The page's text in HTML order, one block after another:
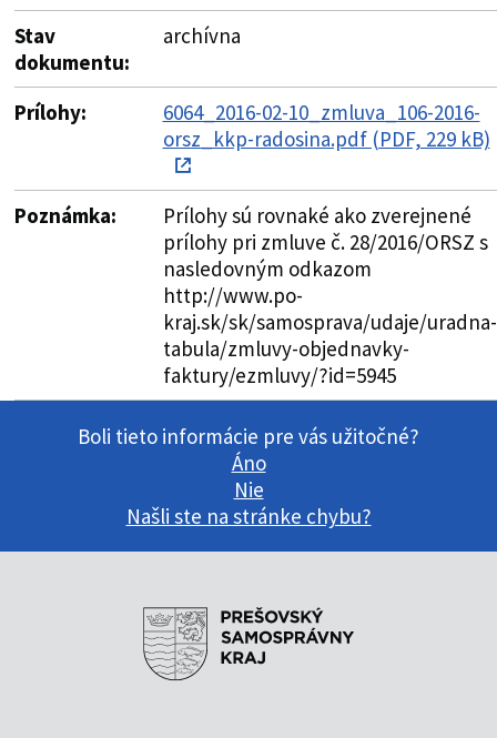
Stav
dokumentu:
archívna
Prílohy:
6064_2016-02-10_zmluva_106-2016-
orsz_kkp-radosina.pdf (PDF, 229 kB)
Poznámka:
Prílohy sú rovnaké ako zverejnené
prílohy pri zmluve č. 28/2016/ORSZ s
nasledovným odkazom
http://www.po-
kraj.sk/sk/samosprava/udaje/uradna-
tabula/zmluvy-objednavky-
faktury/ezmluvy/?id=5945
Boli tieto informácie pre vás užitočné?
Áno
Nie
Našli ste na stránke chybu?